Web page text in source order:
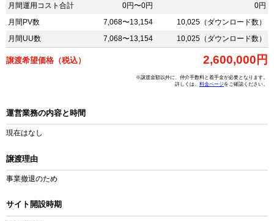
月間運用コスト合計
0円〜0円
0円
月間PV数
7,068〜13,154
10,025（ダウンロード数）
月間UU数
7,068〜13,154 10,025（ダウンロード数）
譲渡希望価格（税込） 2,600,000円
※譲渡金額以外に、仲介手数料と着手金が必要となります。
詳しくは、 料金ページをご確認ください。
運営業務の内容と時間
現在はなし
譲渡理由
事業撤退のため
サイト開設時期